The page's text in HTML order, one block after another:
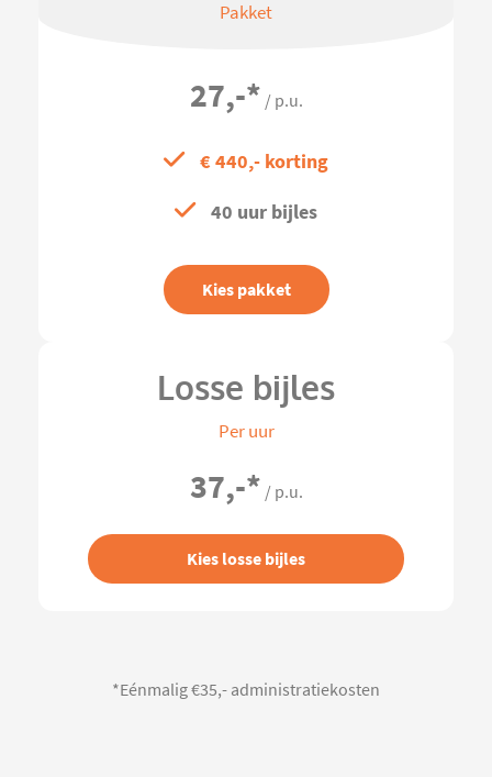
Pakket
27,-* / p.u.
€ 440,- korting
40 uur bijles
Kies pakket
Losse bijles
Per uur
37,-* / p.u.
Kies losse bijles
*Eénmalig €35,- administratiekosten